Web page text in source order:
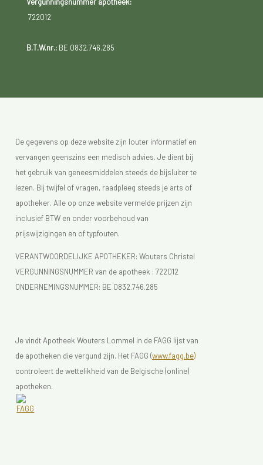
722012
B.T.W.nr.:BE 0832.746.285
De gegevens op deze website zijn louter informatief en
vervangen geenszins een medisch advies. Je dient bij
het gebruik van geneesmiddelen steeds de bijsluiter te
lezen. Bij twijfel of vragen, raadpleeg steeds je arts of
apotheker. Alle op onze website vermelde prijzen zijn
inclusief BTW en onder voorbehoud van
prijswijzigingen en of typfouten.
VERANTWOORDELIJKE APOTHEKER: Wouters Christel
VERGUNNINGSNUMMER van de apotheek : 722012
ONDERNEMINGSNUMMER: BE 0832.746.285
Je vindt Apotheek Wouters Lommel in de FAGG lijst van
de apotheken die vergund zijn. Het FAGG (www.fagg.be)
controleert de wettelikheid van de Belgische (online)
apotheken.